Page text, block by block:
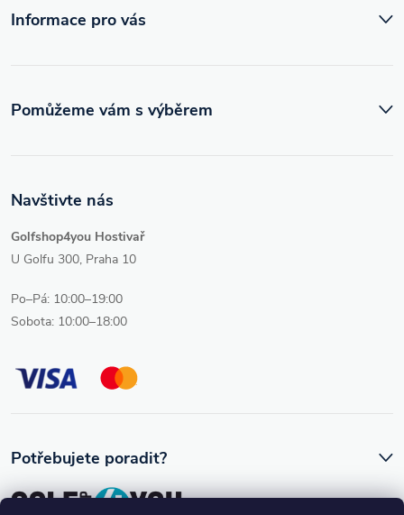
Informace pro vás
Navštivte nás
Golfshop4you Hostivař
U Golfu 300, Praha 10
Po–Pá: 10:00–19:00
Sobota: 10:00–18:00
Pomůžeme vám s výběrem
Potřebujete poradit?